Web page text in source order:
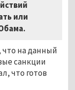
или
на данный
санкции
что готов